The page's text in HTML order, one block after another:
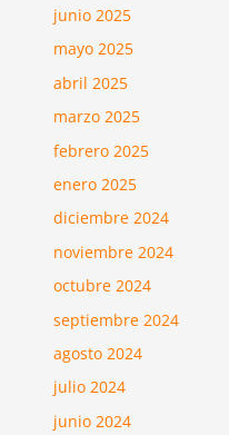
junio 2025
mayo 2025
abril 2025
marzo 2025
febrero 2025
enero 2025
diciembre 2024
noviembre 2024
octubre 2024
septiembre 2024
agosto 2024
julio 2024
junio 2024